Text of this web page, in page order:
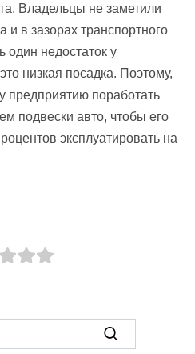
Владельцы не заметили
и в зазорах транспортного
один недостаток у
низкая посадка. Поэтому,
предприятию поработать
подвески авто, чтобы его
эксплуатировать на